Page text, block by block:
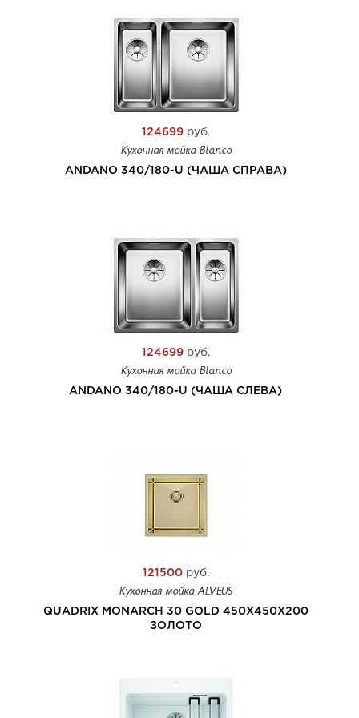
124699руб.
Кухонная мойка Blanco
ANDANO 340/180-U (ЧАША СПРАВА)
124699руб.
Кухонная мойка Blanco
ANDANO 340/180-U (ЧАША СЛЕВА)
121500руб.
Кухонная мойка ALVEUS
QUADRIX MONARCH 30 GOLD 450X450X200
ЗОЛОТО